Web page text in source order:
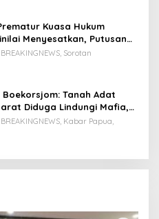
Kuasa Hukum
Menyesatkan, Putusan
Belum Dipublikasikan
Sorotan
Boekorsjom: Tanah Adat
Diduga Lindungi Mafia,
Prioritas ATR/BPN
Kabar Papua,